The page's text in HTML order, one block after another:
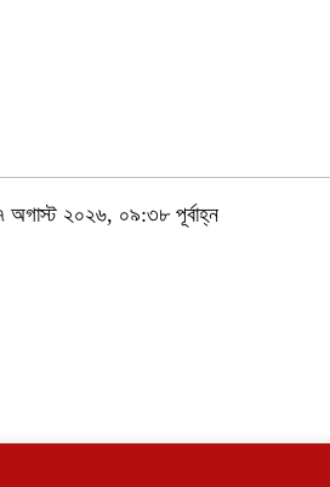
অগাস্ট ২০২৬, ০৯:৩৮ পূর্বাহ্ন